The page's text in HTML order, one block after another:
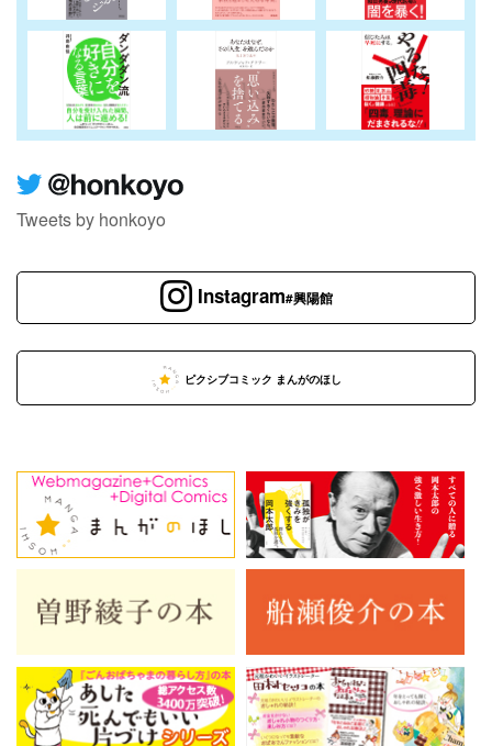
Tweets by honkoyo
Instagram#興陽館
ピクシブコミック まんがのほし